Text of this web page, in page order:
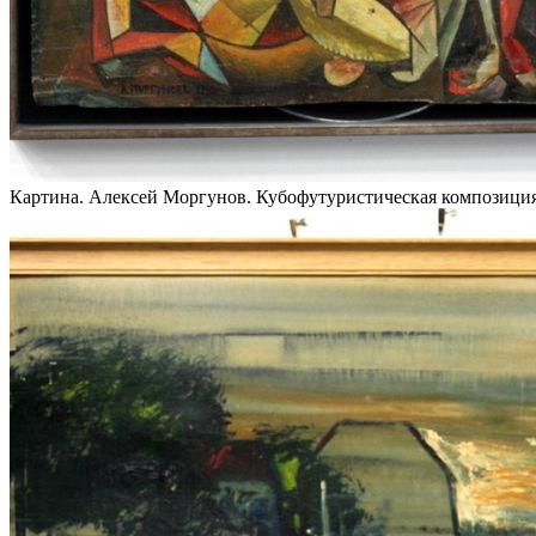
Картина. Алексей Моргунов. Кубофутуристическая